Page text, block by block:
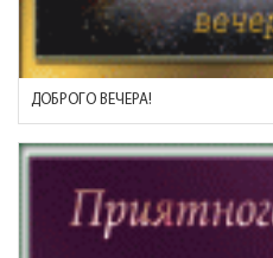
ДОБРОГО ВЕЧЕРА!